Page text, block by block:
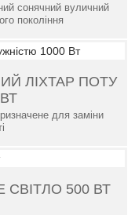
сонячний вуличний
покоління
ЛІХТАР ПОТУ
для заміни
500 ВТ